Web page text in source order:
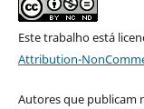
Este trabalho está
Attribution-
Autores que publicam